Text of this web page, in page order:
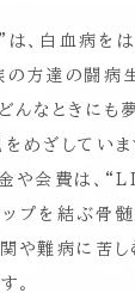
白血病をは
方達の闘病
んなときにも
めざしていま
金や会費は、
プを結ぶ骨
や難病に苦
。